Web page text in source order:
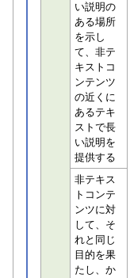
い説明の
ある場所
を示し
て、非テ
キストコ
ンテンツ
の近くに
あるテキ
ストで長
い説明を
提供する
非テキス
トコンテ
ンツに対
して、そ
れと同じ
目的を果
たし、か